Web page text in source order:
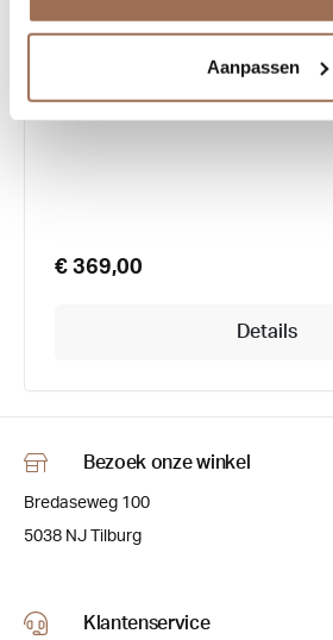
Aanpassen
Garrett Leight Morningside
€ 369,00
Details
Bezoek onze winkel
Bredaseweg 100
5038 NJ Tilburg
Klantenservice